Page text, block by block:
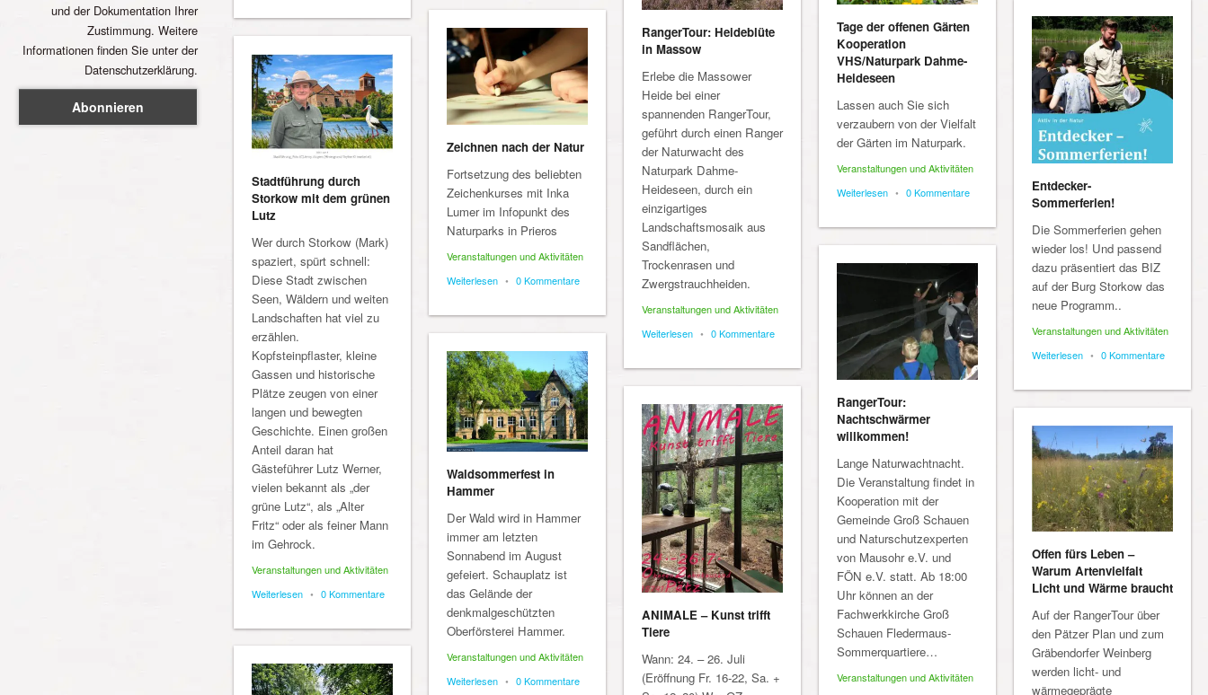
und der Dokumentation Ihrer
Zustimmung. Weitere
Informationen finden Sie unter der
Datenschutzerklärung.
RangerTour: Heideblüte
in Massow
Erlebe die Massower
Heide bei einer
spannenden RangerTour,
geführt durch einen Ranger
der Naturwacht des
Naturpark Dahme-
Heideseen, durch ein
einzigartiges
Landschaftsmosaik aus
Sandflächen,
Trockenrasen und
Zwergstrauchheiden.
Veranstaltungen und Aktivitäten
Weiterlesen • 0 Kommentare
Tage der offenen Gärten
Kooperation
VHS/Naturpark Dahme-
Heideseen
Lassen auch Sie sich
verzaubern von der Vielfalt
der Gärten im Naturpark.
Veranstaltungen und Aktivitäten
Weiterlesen • 0 Kommentare
Entdecker-
Sommerferien!
Die Sommerferien gehen
wieder los! Und passend
dazu präsentiert das BIZ
auf der Burg Storkow das
neue Programm..
Veranstaltungen und Aktivitäten
Weiterlesen • 0 Kommentare
Zeichnen nach der Natur
Fortsetzung des beliebten
Zeichenkurses mit Inka
Lumer im Infopunkt des
Naturparks in Prieros
Veranstaltungen und Aktivitäten
Weiterlesen • 0 Kommentare
Stadtführung durch
Storkow mit dem grünen
Lutz
Wer durch Storkow (Mark)
spaziert, spürt schnell:
Diese Stadt zwischen
Seen, Wäldern und weiten
Landschaften hat viel zu
erzählen.
Kopfsteinpflaster, kleine
Gassen und historische
Plätze zeugen von einer
langen und bewegten
Geschichte. Einen großen
Anteil daran hat
Gästeführer Lutz Werner,
vielen bekannt als „der
grüne Lutz“, als „Alter
Fritz“ oder als feiner Mann
im Gehrock.
Veranstaltungen und Aktivitäten
Weiterlesen • 0 Kommentare
RangerTour:
Nachtschwärmer
willkommen!
Lange Naturwachtnacht.
Die Veranstaltung findet in
Kooperation mit der
Gemeinde Groß Schauen
und Naturschutzexperten
von Mausohr e.V. und
FÖN e.V. statt. Ab 18:00
Uhr können an der
Fachwerkkirche Groß
Schauen Fledermaus-
Sommerquartiere…
Veranstaltungen und Aktivitäten
Waldsommerfest in
Hammer
Der Wald wird in Hammer
immer am letzten
Sonnabend im August
gefeiert. Schauplatz ist
das Gelände der
denkmalgeschützten
Oberförsterei Hammer.
Veranstaltungen und Aktivitäten
Weiterlesen • 0 Kommentare
ANIMALE – Kunst trifft
Tiere
Wann: 24. – 26. Juli
(Eröffnung Fr. 16-22, Sa. +
Offen fürs Leben –
Warum Artenvielfalt
Licht und Wärme braucht
Auf der RangerTour über
den Pätzer Plan und zum
Gräbendorfer Weinberg
werden licht- und
wärmegeprägte